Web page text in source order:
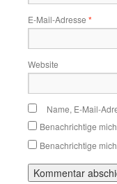
E-Mail-Adresse *
Website
Name, E-Mail-
Benachrichtige
Benachrichtige